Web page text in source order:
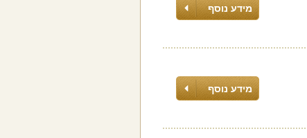
מידע נוסף
מידע נוסף